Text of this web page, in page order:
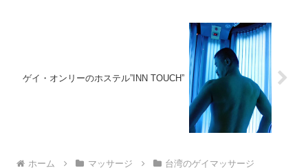
ゲイ・オンリーのホステル”INN TOUCH”
ホーム マッサージ 台湾のゲイマッサージ